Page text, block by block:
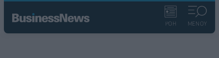
ΡΟΗ ΜΕΝΟΥ